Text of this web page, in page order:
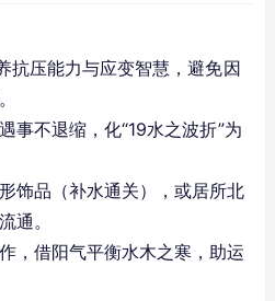
抗压能力与应变智慧，避免因
事不退缩，化“19水之波折”为
饰品（补水通关），或居所北
通。
，借阳气平衡水木之寒，助运